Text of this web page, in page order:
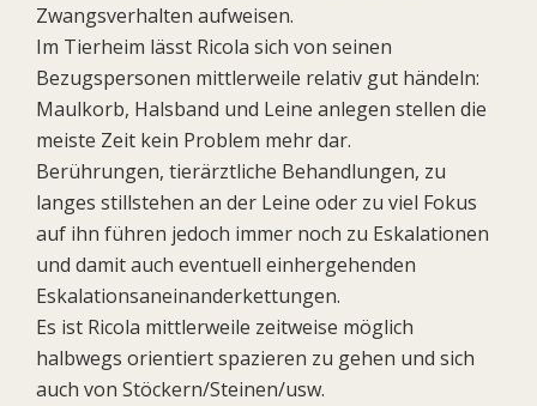
Zwangsverhalten aufweisen.
Im Tierheim lässt Ricola sich von seinen
Bezugspersonen mittlerweile relativ gut händeln:
Maulkorb, Halsband und Leine anlegen stellen die
meiste Zeit kein Problem mehr dar.
Berührungen, tierärztliche Behandlungen, zu
langes stillstehen an der Leine oder zu viel Fokus
auf ihn führen jedoch immer noch zu Eskalationen
und damit auch eventuell einhergehenden
Eskalationsaneinanderkettungen.
Es ist Ricola mittlerweile zeitweise möglich
halbwegs orientiert spazieren zu gehen und sich
auch von Stöckern/Steinen/usw.